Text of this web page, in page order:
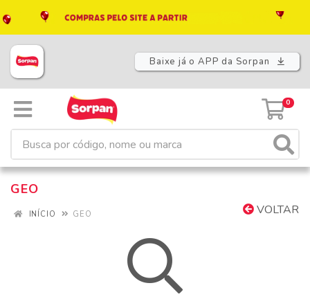
Baixe já o APP da Sorpan
0
GEO
VOLTAR
INÍCIO GEO